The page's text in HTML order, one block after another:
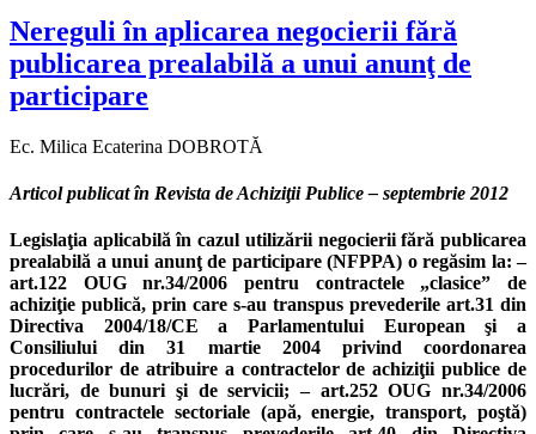
Nereguli în aplicarea negocierii fără
publicarea prealabilă a unui anunţ de
participare
Ec. Milica Ecaterina DOBROTĂ
Articol publicat în Revista de Achiziţii Publice – septembrie 2012
Legislaţia aplicabilă în cazul utilizării negocierii fără publicarea prealabilă a unui anunţ de participare (NFPPA) o regăsim la: – art.122 OUG nr.34/2006 pentru contractele „clasice” de achiziţie publică, prin care s-au transpus prevederile art.31 din Directiva 2004/18/CE a Parlamentului European şi a Consiliului din 31 martie 2004 privind coordonarea procedurilor de atribuire a contractelor de achiziţii publice de lucrări, de bunuri şi de servicii; – art.252 OUG nr.34/2006 pentru contractele sectoriale (apă, energie, transport, poştă) prin care s-au transpus prevederile art.40 din Directiva 2004/17/CE a Parlamentului European şi a Consiliului din 31 martie 2004 de coordonare a procedurilor de atribuire a contractelor de achiziţii în sectoarele apei, energiei, transporturilor şi serviciilor poştale; – art. (57-60) din HG nr. 925/2006. De la apariţia OUG nr.34/2006, dispoziţiile referitoare la NFPPA, au fost ocolite de „valul schimbărilor”, cunoscând până în prezent doar şase modificări. Într-o analiză a aplicării NFPPA, am putea constata că aceste proceduri sunt aplicate rar, şi într-un volum destul de mic în comparaţie cu licitaţiile deschise şi cererile de oferte. ANRMAP, analizând procedurile iniţiate, a consemnat în Raportul anual de activitate 2011, că NFPPA reprezintă doar 8,95% din totalul acestora. În acelaşi raport, la principalele încălcări ale legislaţiei în materia achiziţiilor publice pentru care au fost sancţionate autoritățile contractante, referirea la NFPPA se regăseşte, în lista de mai jos, pe locul 3: 1. transmiterea spre publicare cu întârziere a anunţurilor de atribuire; 2. impunerea de cerinţe de calificare restrictive şi/sau solicitarea de cerinţe de calificare pentru subcontractanţi; 3. aplicarea procedurii de negociere, fără îndeplinirea condiţiilor prevăzute de lege; 4. aplicarea incorectă în cadrul procesului de evaluare a criteriilor stabilite prin documentația de atribuire; 5. încheierea unor contracte prin cumpărare directă a căror valoare depăşea pragul stabilit de ordonanţă. În practică, aplicările incorecte a NFPPA se pot clasifica funcţie de fiecare literă a art.122 (252) din OUG nr.34/2006. • Art.122 lit.b): „atunci când, din motive tehnice, artistice sau pentru motive legate de protecţia unor drepturi de exclusivitate, contractul de achiziţie publică poate fi atribuit numai unui anumit operator economic” Exemplu de aplicare incorectă: în nota justificativă de alegerea a procedurii s-a invocat schimbarea soluţiei tehnice. Dar motivarea se referea la montarea de parchet în loc de gresie; uşi din lemn masiv în loc de uşi laminate; schimbarea destinaţie unei încăperi- birou în loc de cabinet medical, cu dotările aferente. În aceste condiţii, contractul putea fi atribuit şi altui operator economic. Cauzele recurgerii la aplicarea incorecta a acestui articol sunt multiple: studiu de fezabilitate neadaptat nevoilor autorităţii contractante; greşeli de proiectare; execuţie necorespunzătoare a lucrărilor etc. • Art.122 lit.c): „ca o măsură strict necesară, atunci când perioadele de aplicare a licitaţiei deschise, a licitaţiei restrânse, a negocierii cu publicarea prealabilă a unui anunţ de participare sau a cererii de oferte nu pot fi respectate din motive de extremă urgenţă, determinate de evenimente imprevizibile şi care nu se datorează sub nicio formă unei acţiuni sau inacţiuni a autorităţii contractante. Autoritatea contractantă nu are dreptul de a stabili durata contractului pe o perioadă mai mare decât cea necesară, pentru a face faţă situaţiei de urgenţă care a determinat aplicarea procedurii de negociere fără publicarea prealabilă a unui anunţ de participare. În cazuri de forţă majoră sau în cazuri temeinic motivate autoritatea contractantă are dreptul de a emite un ordin de începere a serviciilor/lucrărilor concomitent cu iniţierea procedurii de negociere fără publicarea prealabilă a unui anunţ de participare.” O invocare incorectă a art.122 lit.c) o regăsim în exemplul următor: iniţierea în octombrie a procedurii de achiziţionare servicii deszăpezire, pentru o durată a contractului de 5 luni. Motivaţia din nota justificativă: „Conform prognozelor meteorologice, e posibil să ningă din luna noiembrie; întrucât mai sunt doar 25 de zile până la 1 noiembrie, nu se poate aplica licitaţia deschisă.” Autoritatea contractantă a fost surprinsă de vestea „imprevizibilă”, deşi, de sute de ani, în această zonă a globului prima ninsoare apare cel puţin în luna noiembrie. Mai mult decât atât, indiferent de cantitatea de precipitaţii, indiferent dacă ar fi nins ori nu, prin semnarea unui contract, autoritatea contractantă ar fi fost obligată să achite contravaloarea întregului contract. Corect ar fi fost derularea unei proceduri pentru încheierea unui acord cadru. Astfel, se plătesc numai serviciile de deszăpezire efectiv realizate, funcţie de numărul de orele prestate. Cauza recurgerii la NFPPA: nederularea din timp a procedurii de achiziţie servicii. Un alt exemplu al invocării incorecte ar fi cel al demarării în luna septembrie a unei proceduri de achiziţie piese de schimb. Dar motivaţia nu a fost pertinentă pentru aplicarea NFPPA: „Prin rectificarea bugetară din septembrie s-au alocat sume pentru reparaţii. Întrucât necheltuirea banilor până la finele anului duce la returnarea lor către bugetul de stat, suntem nevoiţi a derula o negociere conform art. 122 lit.c)” Cauza reală a aplicării incorecte: nederularea din timp a procedurii. • Art.122 lit.d): „atunci când produsele ce urmează a fi livrate sunt fabricate exclusiv în scopul cercetării ştiinţifice, experimentării, studiilor sau dezvoltării tehnologice, şi numai dacă acestea nu se realizează pentru obţinerea unui profit şi nici nu urmăresc acoperirea costurilor aferente”. Exemplu de invocare incorectă a art.122 lit.d): iniţierea unei procedurii de furnizare echipamente pentru domeniul experimentării, dar produsul finit avea ca destinaţie obţinerea de profit, în speţă organizarea unei procedurii de furnizare strunguri pentru dotarea unui laborator mecanic al unei instituţii şcolare, dar piesele obţinute erau supuse vânzării. Cauzele reale ale aplicării incorecte pot fi multiple: nederularea din timp a procedurii; evitarea aplicării unei procedurii transparente; „selectarea” unui anumit furnizor. • Art.122 lit.e): „atunci când este necesară achiziţionarea, de la furnizorul iniţial, a unor cantităţi suplimentare de produse destinate înlocuirii parţiale sau extinderii echipamentelor/ instalaţiilor livrate anterior, şi numai dacă schimbarea furnizorului iniţial ar pune autoritatea contractantă în situaţia de a achiziţiona produse care, datorită caracteristicilor tehnice diferite de cele deja existente, determină incompatibilităţi sau dificultăţi tehnice sporite de operare şi întreţinere. Ca regulă generală, durata unor astfel de contracte, precum şi cea a contractelor reînnoite nu poate fi mai mare de 3 ani.” Exemplu invocare incorecta art.122 lit.e): iniţierea unei procedurii de achiziţie cabluri electrice, pentru un hotel construit în urmă cu 5 ani. Invitaţia a fost transmisă doar furnizorului de cabluri din contractul iniţial. Dar aceleaşi caracteristici tehnice se regăsesc şi la produsele altor producători. Prevederile art.122 lit.f), g) şi h) au cunoscut foarte puţine aplicări, drept pentru care trecem direct la modul de utilizare a art.122 lit.i). • Art.122 lit.i): „atunci când este necesară achiziţionarea unor lucrări sau servicii suplimentare/ adiţionale, care nu au fost incluse în contractul iniţial, dar care datorită unor circumstanţe imprevizibile au devenit necesare pentru îndeplinirea contractului în cauză, şi numai dacă se respectă, în mod cumulativ, următoarele condiţii: – atribuirea să fie făcută contractantului iniţial; – lucrările sau serviciile suplimentare/adiţionale să nu poată fi, din punct de vedere tehnic şi economic, separate de contractul iniţial fără apariţia unor inconveniente majore pentru autoritatea contractantă sau, deşi separabile de contractul iniţial, să fie strict necesare în vederea îndeplinirii acestuia; – valoarea cumulată a contractelor care vor fi atribuite şi a actelor adiţionale care vor fi încheiate pentru lucrări şi/sau servicii suplimentare ori adiţionale să nu depăşească 20% din valoarea contractului iniţial; Acest articol cunoaşte cea mai largă utilizare şi, totodată, cele mai multe încălcări legislative la capitolul negocieri. Elementul specific al acestui tip de negociere îl reprezintă imprevizibilitatea, ce trebuie foarte clar descrisă în nota justifică. Ori, în cele mai multe situaţii, imprevizibilitatea este dată, de fapt, de greşeli de execuţie, greşeli de proiectare, neincluderea în contractul iniţial a unor servicii/ lucrări. Exemple de achiziţionare de lucrări/servicii suplimentare ce nu se puteau „previziona” la data demarării procedurii iniţiale: – lucrări suplimentare pentru refacere faţadă bloc, defectuos executată. – lucrări suplimentare pentru corectarea unor greşeli de proiectare; – lucrări suplimentare pentru construirea unei atelier anexat primăriei, clădire neinclusă în proiectul de realizare a sediului instituţiei – lucrări suplimentare de forare puţuri în alte locuri decât cele specificate în proiect, întrucât măsurătorile topografice au fost incorect realizate; – achiziţionare de servicii suplimentare de mentenanţă echipamente IT pentru copiatoare ce nu au fost incluse în contractul iniţial. • Art.122 lit.j): „atunci când, ulterior atribuirii unui contract de lucrări sau de servicii, autoritatea contractantă îşi propune să achiziţioneze noi lucrări, respectiv noi servicii, care sunt similare lucrărilor ori serviciilor achiziţionate prin atribuirea contractului iniţial şi numai dacă se respectă, în mod cumulativ, următoarele condiţii: – atribuirea se face contractantului iniţial, iar noile lucrări, respectiv noile servicii, constau în repetarea unor lucrări sau servicii similare celor prevăzute în contractul atribuit iniţial şi sunt conforme cu cerinţele prevăzute în